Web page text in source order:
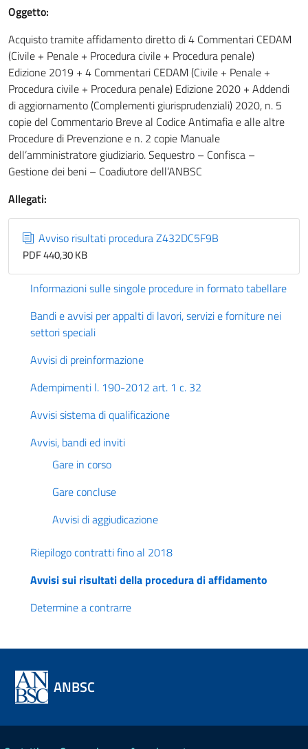
Oggetto:
Acquisto tramite affidamento diretto di 4 Commentari CEDAM
(Civile + Penale + Procedura civile + Procedura penale)
Edizione 2019 + 4 Commentari CEDAM (Civile + Penale +
Procedura civile + Procedura penale) Edizione 2020 + Addendi
di aggiornamento (Complementi giurisprudenziali) 2020, n. 5
copie del Commentario Breve al Codice Antimafia e alle altre
Procedure di Prevenzione e n. 2 copie Manuale
dell’amministratore giudiziario. Sequestro – Confisca –
Gestione dei beni – Coadiutore dell’ANBSC
Allegati:
Avviso risultati procedura Z432DC5F9B
PDF 440,30 KB
Informazioni sulle singole procedure in formato tabellare
Bandi e avvisi per appalti di lavori, servizi e forniture nei
settori speciali
Avvisi di preinformazione
Adempimenti l. 190-2012 art. 1 c. 32
Avvisi sistema di qualificazione
Avvisi, bandi ed inviti
Gare in corso
Gare concluse
Avvisi di aggiudicazione
Riepilogo contratti fino al 2018
Avvisi sui risultati della procedura di affidamento
Determine a contrarre
ANBSC